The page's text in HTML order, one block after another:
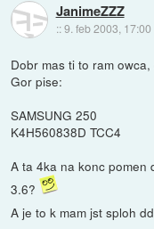
JanimeZZZ
::9. feb 2003, 17:00
Dobr mas ti to ram
Gor pise:
SAMSUNG 250
K4H560838D TCC4
A ta 4ka na konc pomen
3.6?
A je to k mam jst sploh